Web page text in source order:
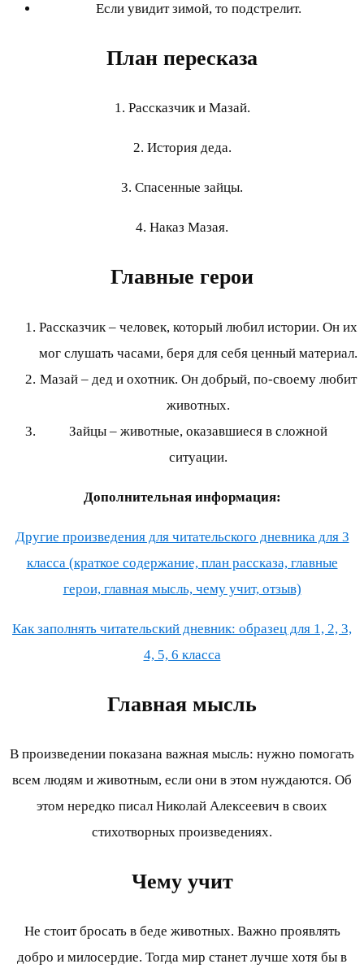
Если увидит зимой, то подстрелит.
План пересказа
1. Рассказчик и Мазай.
2. История деда.
3. Спасенные зайцы.
4. Наказ Мазая.
Главные герои
Рассказчик – человек, который любил истории. Он их
мог слушать часами, беря для себя ценный материал.
Мазай – дед и охотник. Он добрый, по-своему любит
животных.
Зайцы – животные, оказавшиеся в сложной
ситуации.
Дополнительная информация:
Другие произведения для читательского дневника для 3
класса (краткое содержание, план рассказа, главные
герои, главная мысль, чему учит, отзыв)
Как заполнять читательский дневник: образец для 1, 2, 3,
4, 5, 6 класса
Главная мысль
В произведении показана важная мысль: нужно помогать
всем людям и животным, если они в этом нуждаются. Об
этом нередко писал Николай Алексеевич в своих
стихотворных произведениях.
Чему учит
Не стоит бросать в беде животных. Важно проявлять
добро и милосердие. Тогда мир станет лучше хотя бы в